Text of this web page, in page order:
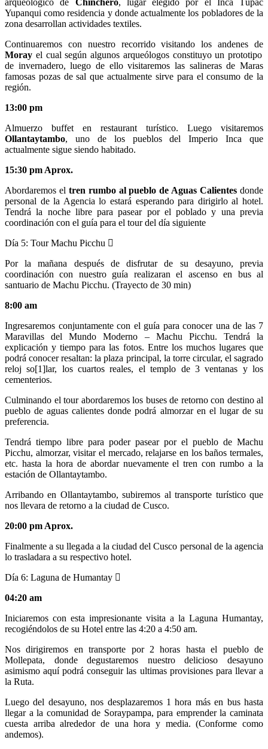
arqueológico de Chinchero, lugar elegido por el Inca Túpac
Yupanqui como residencia y donde actualmente los pobladores de la
zona desarrollan actividades textiles.
Continuaremos con nuestro recorrido visitando los andenes de
Moray el cual según algunos arqueólogos constituyo un prototipo
de invernadero, luego de ello visitaremos las salineras de Maras
famosas pozas de sal que actualmente sirve para el consumo de la
región.
13:00 pm
Almuerzo buffet en restaurant turístico. Luego visitaremos
Ollantaytambo, uno de los pueblos del Imperio Inca que
actualmente sigue siendo habitado.
15:30 pm Aprox.
Abordaremos el tren rumbo al pueblo de Aguas Calientes donde
personal de la Agencia lo estará esperando para dirigirlo al hotel.
Tendrá la noche libre para pasear por el poblado y una previa
coordinación con el guía para el tour del día siguiente
Día 5: Tour Machu Picchu
Por la mañana después de disfrutar de su desayuno, previa
coordinación con nuestro guía realizaran el ascenso en bus al
santuario de Machu Picchu. (Trayecto de 30 min)
8:00 am
Ingresaremos conjuntamente con el guía para conocer una de las 7
Maravillas del Mundo Moderno – Machu Picchu. Tendrá la
explicación y tiempo para las fotos. Entre los muchos lugares que
podrá conocer resaltan: la plaza principal, la torre circular, el sagrado
reloj so[1]lar, los cuartos reales, el templo de 3 ventanas y los
cementerios.
Culminando el tour abordaremos los buses de retorno con destino al
pueblo de aguas calientes donde podrá almorzar en el lugar de su
preferencia.
Tendrá tiempo libre para poder pasear por el pueblo de Machu
Picchu, almorzar, visitar el mercado, relajarse en los baños termales,
etc. hasta la hora de abordar nuevamente el tren con rumbo a la
estación de Ollantaytambo.
Arribando en Ollantaytambo, subiremos al transporte turístico que
nos llevara de retorno a la ciudad de Cusco.
20:00 pm Aprox.
Finalmente a su llegada a la ciudad del Cusco personal de la agencia
lo trasladara a su respectivo hotel.
Día 6: Laguna de Humantay
04:20 am
Iniciaremos con esta impresionante visita a la Laguna Humantay,
recogiéndolos de su Hotel entre las 4:20 a 4:50 am.
Nos dirigiremos en transporte por 2 horas hasta el pueblo de
Mollepata, donde degustaremos nuestro delicioso desayuno
asimismo aquí podrá conseguir las ultimas provisiones para llevar a
la Ruta.
Luego del desayuno, nos desplazaremos 1 hora más en bus hasta
llegar a la comunidad de Soraypampa, para emprender la caminata
cuesta arriba alrededor de una hora y media. (Conforme como
andemos).